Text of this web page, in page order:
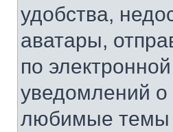
удобства,
аватары,
по
уведомлений о
любимые темы